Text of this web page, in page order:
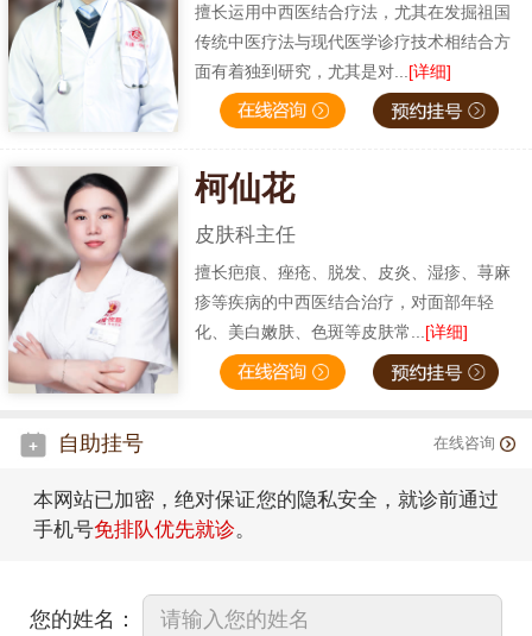
擅长运用中西医结合疗法，尤其在发掘祖国
传统中医疗法与现代医学诊疗技术相结合方
面有着独到研究，尤其是对... [详细]
柯仙花
皮肤科主任
擅长疤痕、痤疮、脱发、皮炎、湿疹、荨麻
疹等疾病的中西医结合治疗，对面部年轻
化、美白嫩肤、色斑等皮肤常...[详细]
自助挂号 在线咨询
本网站已加密，绝对保证您的隐私安全，就诊前通过
手机号免排队优先就诊。
您的姓名：